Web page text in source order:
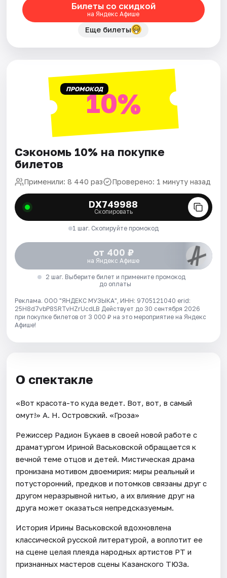
Билеты со скидкой
на Яндекс Афише
Еще билеты
ПРОМОКОД10%
Сэкономь 10% на покупке
билетов
Применили: 8 440 раз Проверено: 1 минуту назад
DX749988
Скопировать
1 шаг. Скопируйте промокод
от 400 ₽
на Яндекс Афише
2 шаг. Выберите билет и примените промокод
до оплаты
Реклама. ООО "ЯНДЕКС МУЗЫКА", ИНН: 9705121040 erid:
25H8d7vbP8SRTvHZrUcdLB Действует до 30 сентября 2026
при покупке билетов от 3 000 ₽ на это мероприятие на Яндекс
Афише!
О спектакле
«Вот красота-то куда ведет. Вот, вот, в самый
омут!» А. Н. Островский. «Гроза»
Режиссер Радион Букаев в своей новой работе с
драматургом Ириной Васьковской обращается к
вечной теме отцов и детей. Мистическая драма
пронизана мотивом двоемирия: миры реальный и
потусторонний, предков и потомков связаны друг с
другом неразрывной нитью, а их влияние друг на
друга может оказаться непредсказуемым.
История Ирины Васьковской вдохновлена
классической русской литературой, а воплотит ее
на сцене целая плеяда народных артистов РТ и
признанных мастеров сцены Казанского ТЮЗа.